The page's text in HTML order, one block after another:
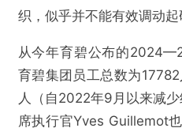
织，似乎并不能有效调动起
从今年育碧公布的
育碧集团员工总数为
人（自2022年9月以来减
席执行官Yves Guillemot